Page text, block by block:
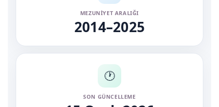
MEZUNIYET ARALIĞI
2014–2025
🕐
SON GÜNCELLEME